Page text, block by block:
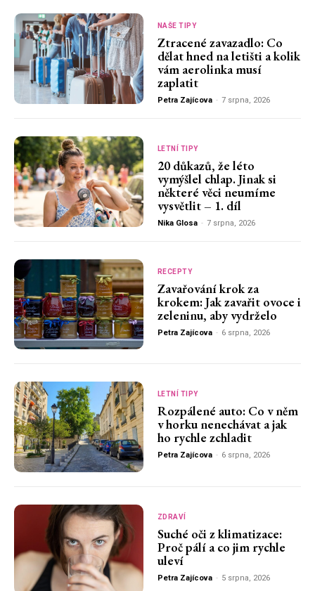
NAŠE TIPY
Ztracené zavazadlo: Co
dělat hned na letišti a kolik
vám aerolinka musí
zaplatit
Petra Zajícova - 7 srpna, 2026
LETNÍ TIPY
20 důkazů, že léto
vymýšlel chlap. Jinak si
některé věci neumíme
vysvětlit – 1. díl
Nika Glosa - 7 srpna, 2026
RECEPTY
Zavařování krok za
krokem: Jak zavařit ovoce i
zeleninu, aby vydrželo
Petra Zajícova - 6 srpna, 2026
LETNÍ TIPY
Rozpálené auto: Co v něm
v horku nenechávat a jak
ho rychle zchladit
Petra Zajícova - 6 srpna, 2026
ZDRAVÍ
Suché oči z klimatizace:
Proč pálí a co jim rychle
uleví
Petra Zajícova - 5 srpna, 2026